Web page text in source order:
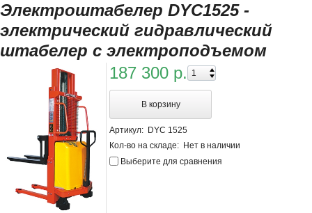
Электроштабелер DYC1525 -
электрический гидравлический
штабелер с электроподъемом
187 300 р.
В корзину
Артикул: DYC 1525
Кол-во на складе: Нет в наличии
Выберите для сравнения